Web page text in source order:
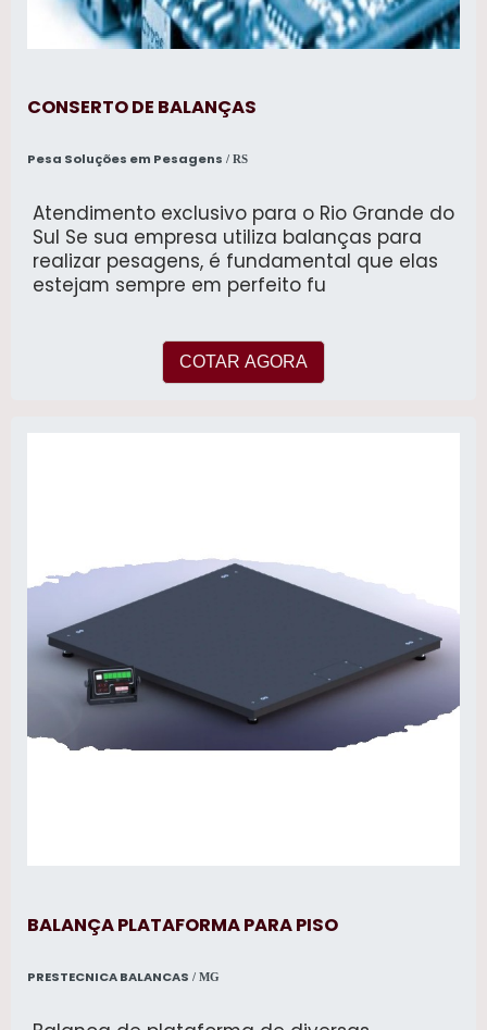
CONSERTO DE BALANÇAS
Pesa Soluções em Pesagens / RS
Atendimento exclusivo para o Rio Grande do
Sul Se sua empresa utiliza balanças para
realizar pesagens, é fundamental que elas
estejam sempre em perfeito fu
COTAR AGORA
BALANÇA PLATAFORMA PARA PISO
PRESTECNICA BALANCAS / MG